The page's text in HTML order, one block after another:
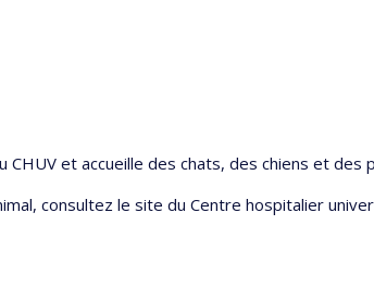
et accueille des chats, des chiens et des
consultez le site du Centre hospitalier